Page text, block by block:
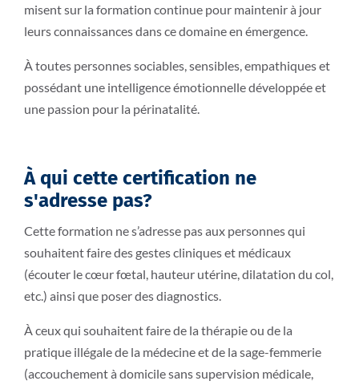
misent sur la formation continue pour maintenir à jour
leurs connaissances dans ce domaine en émergence.
À toutes personnes sociables, sensibles, empathiques et
possédant une intelligence émotionnelle développée et
une passion pour la périnatalité.
À qui cette certification ne
s'adresse pas?
Cette formation ne s’adresse pas aux personnes qui
souhaitent faire des gestes cliniques et médicaux
(écouter le cœur fœtal, hauteur utérine, dilatation du col,
etc.) ainsi que poser des diagnostics.
À ceux qui souhaitent faire de la thérapie ou de la
pratique illégale de la médecine et de la sage-femmerie
(accouchement à domicile sans supervision médicale,